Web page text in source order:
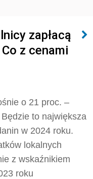
zapłacą
z cenami
o 21 proc. –
to największa
w 2024 roku.
lokalnych
z wskaźnikiem
roku